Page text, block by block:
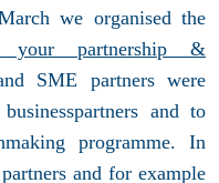
we organised the
your partnership &
SME partners were
and to
programme. In
and for example